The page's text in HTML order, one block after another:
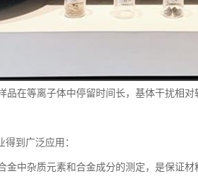
品在等离子体中停留时间长，基体干扰相对
到广泛应用：
金中杂质元素和合金成分的测定，是保证材